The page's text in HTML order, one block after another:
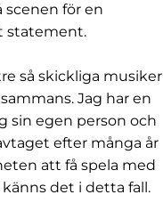
för en
statement.
så skickliga musiker
Jag har en
sin egen person och
efter många år
att få spela med
det i detta fall.